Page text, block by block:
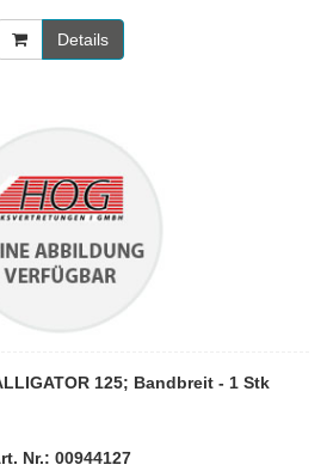
Details
125; Bandbreit - 1 Stk
Nr.: 00944127